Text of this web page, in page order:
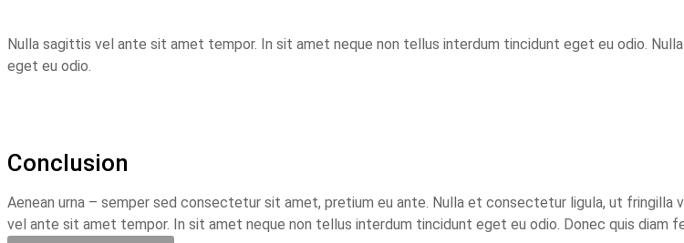
Nulla sagittis vel ante sit amet tempor. In sit amet neque non tellus interdum tincidunt eget eu odio.
eget eu odio.
Conclusion
Aenean urna – semper sed consectetur sit amet, pretium eu ante. Nulla et consectetur ligula, ut
vel ante sit amet tempor. In sit amet neque non tellus interdum tincidunt eget eu odio. Donec quis diam